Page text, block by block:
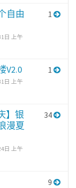
自由
日 上午
1
V2.0
日 上午
1
】银
漫夏
日 上午
34
9